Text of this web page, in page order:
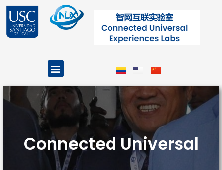
contenido
Menu
Connected Universal